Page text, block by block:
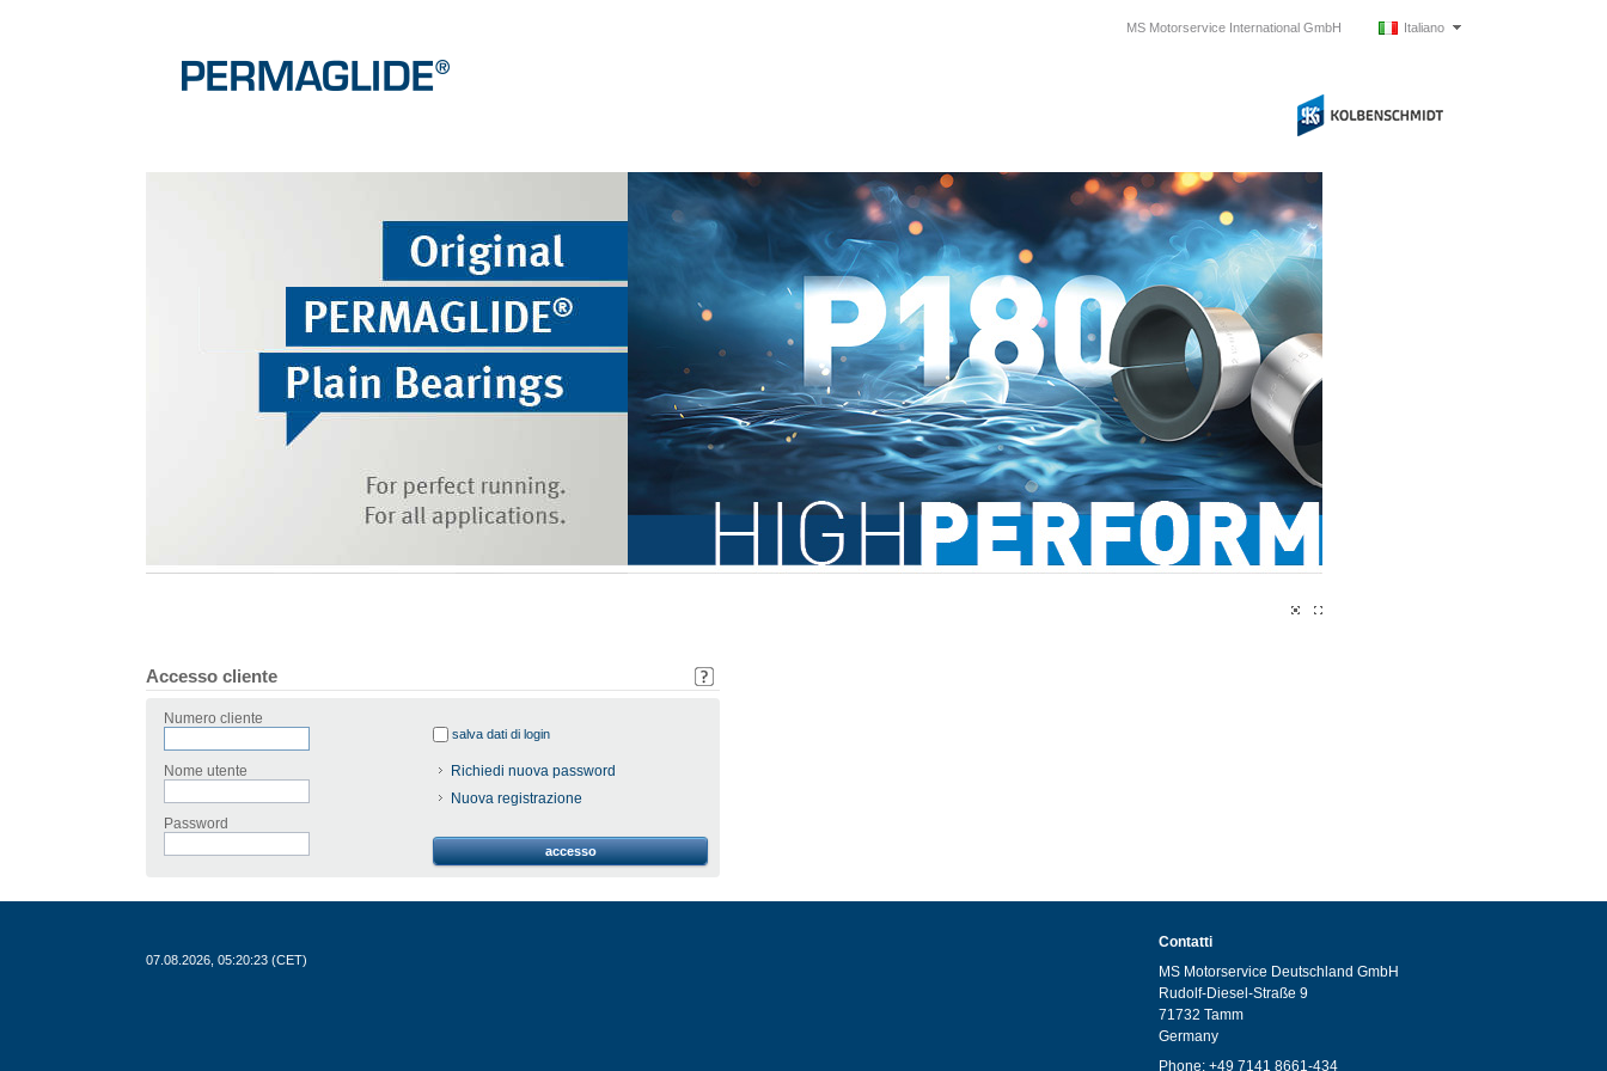
MS Motorservice International GmbH Italiano
Accesso cliente
Numero cliente
Nome utente
Password
salva dati di login
Richiedi nuova password
Nuova registrazione
accesso
07.08.2026, 05:20:23 (CET)
Contatti
MS Motorservice Deutschland GmbH
Rudolf-Diesel-Straße 9
71732 Tamm
Germany
Phone: +49 7141 8661-434